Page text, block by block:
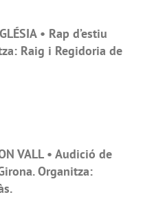
• Rap d’estiu
Raig i Regidoria de
VALL • Audició de
Organitza: